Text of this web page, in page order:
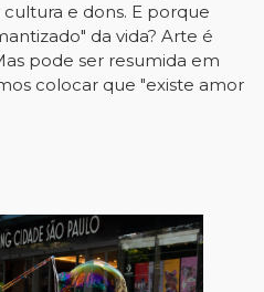
e dons. E porque
da vida? Arte é
pode ser resumida em
colocar que "existe amor